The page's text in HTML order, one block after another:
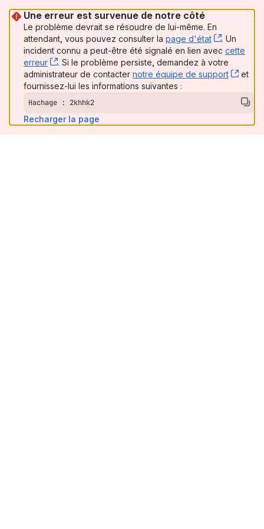
Une erreur est survenue de notre côté
Le problème devrait se résoudre de lui-même. En
attendant, vous pouvez consulter la page d'état , (opens
. Un
incident connu a peut-être été signalé en lien avec cette
erreur
, (opens new window)
. Si le problème persiste, demandez à votre
administrateur de contacter notre équipe de support ,
et
fournissez-lui les informations suivantes :
Hachage : 2khhk2
Recharger la page